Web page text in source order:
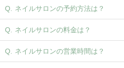
ネイルサロンの予約方法は？
ネイルサロンの料金は？
ネイルサロンの営業時間は？